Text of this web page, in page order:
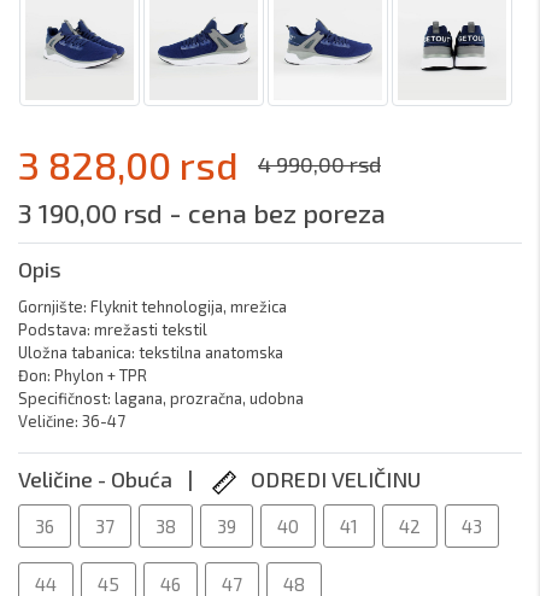
3 828,00 rsd 4 990,00 rsd
3 190,00 rsd - cena bez poreza
Opis
Gornjište: Flyknit tehnologija, mrežica
Podstava: mrežasti tekstil
Uložna tabanica: tekstilna anatomska
Đon: Phylon + TPR
Specifičnost: lagana, prozračna, udobna
Veličine: 36-47
Veličine - Obuća | ODREDI VELIČINU
36 37 38 39 40 41 42 43
44 45 46 47 48